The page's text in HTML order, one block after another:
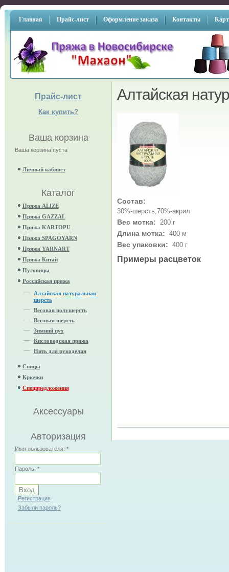
Главная Прайс-лист Оформление заказа Контакты
Прайс-лист
Как купить?
Ваша корзина
Ваша корзина пуста
Личный кабинет
Каталог
Пряжа ALIZE
Пряжа GAZZAL
Пряжа KARTOPU
Пряжа SPAGOYARN
Пряжа YARNART
Пряжа Китай
Пуговицы
Российская пряжа
Алтайская натуральная
шерсть
Весовая полушерсть
Весовая шерсть
Зимний пух
Кисловодская пряжа
Нить для рукоделия
Спицы
Крючки
Спецпредложения
Аксессуары
Авторизация
Имя пользователя: *
Пароль: *
Регистрация
Забыли пароль?
Алтайская
Состав:
30%-шерсть,70%-акрил
Вес мотка: 200 г
Длина мотка: 400 м
Вес упаковки: 400 г
Примеры расцветок